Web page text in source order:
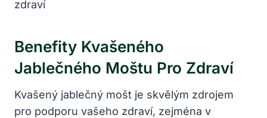
Benefity Kvašeného
Jablečného Moštu Pro Zdraví
Kvašený jablečný mošt je skvělým zdrojem
pro podporu vašeho zdraví, zejména v